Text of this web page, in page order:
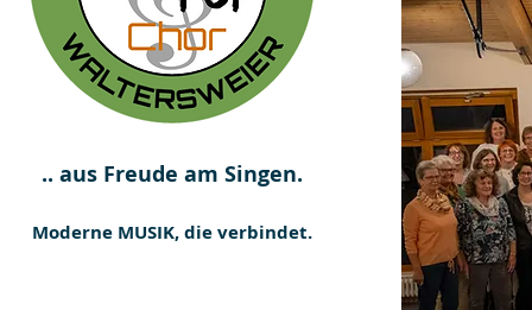
.. aus Freude am Singen.
Moderne MUSIK, die verbindet.​​